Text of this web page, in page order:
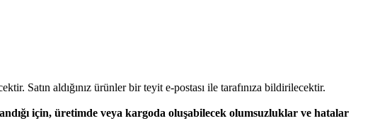
Satın aldığınız ürünler bir teyit e-postası ile tarafınıza bildirilecektir.
için, üretimde veya kargoda oluşabilecek olumsuzluklar ve hatalar